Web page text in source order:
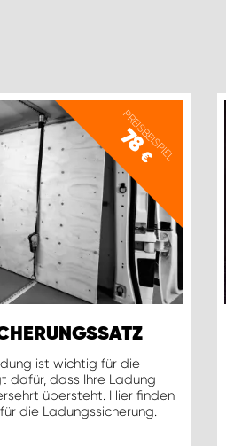
PREISBEISPIEL
78
€
ist wichtig für die
dafür, dass Ihre Ladung
übersteht. Hier finden
die Ladungssicherung.